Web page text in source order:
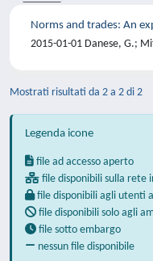
Norms and trades: An
2015-01-01 Danese, G.;
Mostrati risultati da 2 a 2 di 2
Legenda icone
file ad accesso aperto
file disponibili sulla rete
file disponibili agli utenti
file disponibili solo agli
file sotto embargo
nessun file disponibile